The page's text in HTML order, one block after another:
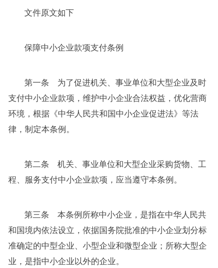
文件原文如下
保障中小企业款项支付条例
第一条 为了促进机关、事业单位和大型企业及时
支付中小企业款项，维护中小企业合法权益，优化营商
环境，根据《中华人民共和国中小企业促进法》等法
律，制定本条例。
第二条 机关、事业单位和大型企业采购货物、工
程、服务支付中小企业款项，应当遵守本条例。
第三条 本条例所称中小企业，是指在中华人民共
和国境内依法设立，依据国务院批准的中小企业划分标
准确定的中型企业、小型企业和微型企业；所称大型企
业，是指中小企业以外的企业。